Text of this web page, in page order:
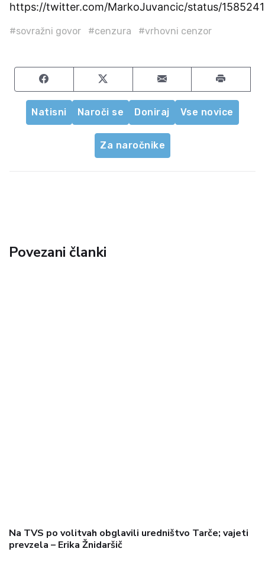
https://twitter.com/MarkoJuvancic/status/
#sovražni govor #cenzura #vrhovni cenzor
Share on FacebookShare on TwitterShare by email
Natisni Naroči se Doniraj Vse novice
Za naročnike
Povezani članki
Na TVS po volitvah obglavili uredništvo Tarče; vajeti
prevzela – Erika Žnidaršič